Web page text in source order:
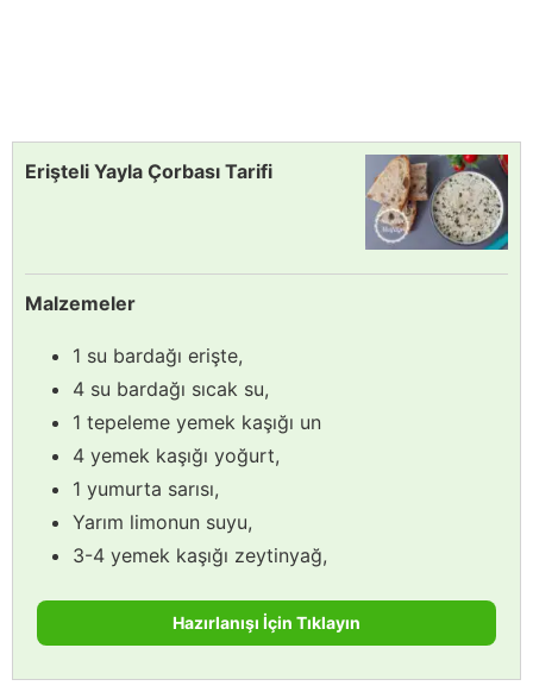
Erişteli Yayla Çorbası Tarifi
Malzemeler
1 su bardağı erişte,
4 su bardağı sıcak su,
1 tepeleme yemek kaşığı un
4 yemek kaşığı yoğurt,
1 yumurta sarısı,
Yarım limonun suyu,
3-4 yemek kaşığı zeytinyağ,
Hazırlanışı İçin Tıklayın